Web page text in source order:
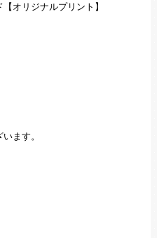
オリジナルプリント】
ます。